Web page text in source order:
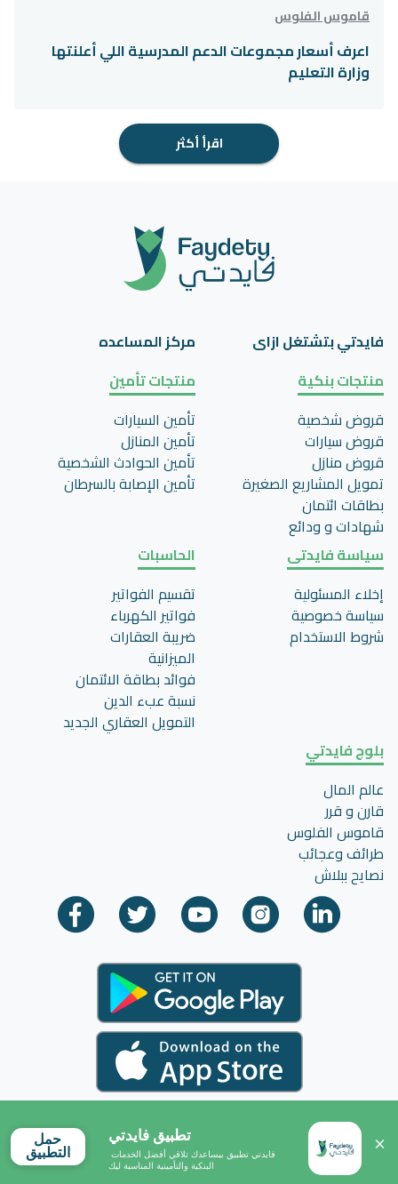
قاموس الفلوس
اعرف أسعار مجموعات الدعم المدرسية اللي أعلنتها
وزارة التعليم
اقرأ أكثر
فايدتي بتشتغل ازاى
مركز المساعده
منتجات بنكية
قروض شخصية
قروض سيارات
قروض منازل
تمويل المشاريع الصغيرة
بطاقات ائتمان
شهادات و ودائع
منتجات تأمين
تأمين السيارات
تأمين المنازل
تأمين الحوادث الشخصية
تأمين اﻹصابة بالسرطان
سياسة فايدتى
إخلاء المسئولية
سياسة خصوصية
شروط الاستخدام
الحاسبات
تقسيم الفواتير
فواتير الكهرباء
ضريبة العقارات
الميزانية
فوائد بطاقة الائتمان
نسبة عبء الدين
التمويل العقاري الجديد
بلوج فايدتي
عالم المال
قارن و قرر
قاموس الفلوس
طرائف وعجائب
نصايح ببلاش
تطبيق فايدتي
البنكية والتأمينية المناسبة ليك
حمل
التطبيق